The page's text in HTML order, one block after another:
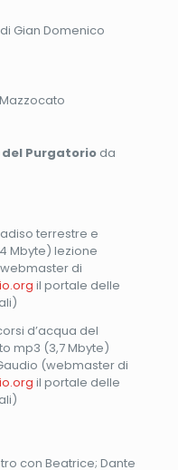
Gian Domenico
Purgatorioda
terrestre e
Mbyte) lezione
di
il portale delle
d’acqua del
mp3 (3,7 Mbyte)
(webmaster di
il portale delle
con Beatrice; Dante